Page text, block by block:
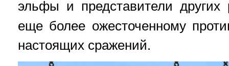
эльфы и представители
еще более ожесточенному
настоящих сражений.